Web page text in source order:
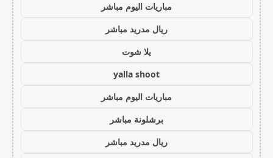
مباريات اليوم مباشر
ريال مدريد مباشر
يلا شوت
yalla shoot
مباريات اليوم مباشر
برشلونة مباشر
ريال مدريد مباشر